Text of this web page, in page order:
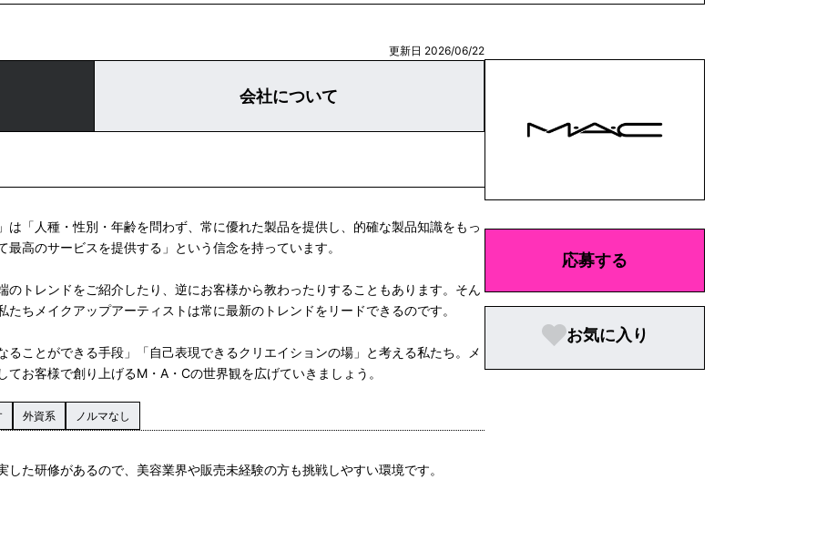
更新日 2026/06/22
会社について
は「人種・性別・年齢を問わず、常に優れた製品を提供し、的確な製品知識をもっ
高のサービスを提供する」という信念を持っています。
のトレンドをご紹介したり、逆にお客様から教わったりすることもあります。そん
たちメイクアップアーティストは常に最新のトレンドをリードできるのです。
ることができる手段」「自己表現できるクリエイションの場」と考える私たち。メ
お客様で創り上げるM・A・Cの世界観を広げていきましょう。
外資系 ノルマなし
した研修があるので、美容業界や販売未経験の方も挑戦しやすい環境です。
応募する
お気に入り